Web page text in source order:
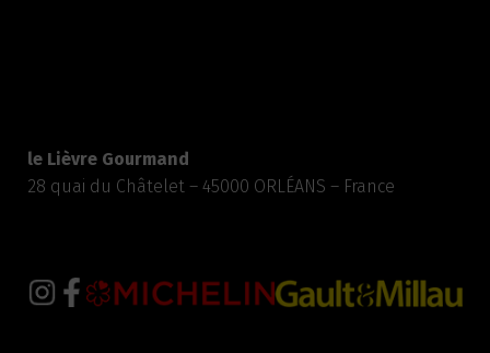
le Lièvre Gourmand
28 quai du Châtelet – 45000 ORLÉANS – France